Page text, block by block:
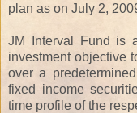
plan as on July 2,
JM Interval Fund is
investment objective
over a
fixed income
time profile of the